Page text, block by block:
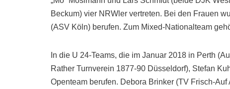
Beckum) vier NRWler vertreten. Bei den Frauen
(ASV Köln) berufen. Zum Mixed-Nationalteam
In die U 24-Teams, die im Januar 2018 in Perth
Rather Turnverein 1877-90 Düsseldorf), Stefan
Openteam berufen. Debora Brinker (TV Frisch-